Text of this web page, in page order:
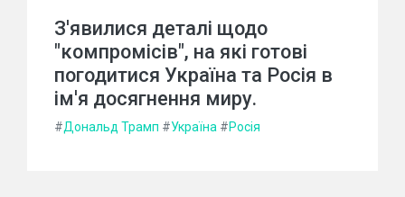
З'явилися деталі щодо
"компромісів", на які готові
погодитися Україна та Росія в
ім'я досягнення миру.
#Дональд Трамп #Україна #Росія